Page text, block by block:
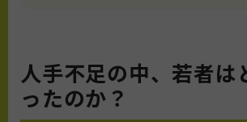
人手不足の中、若者は
ったのか？